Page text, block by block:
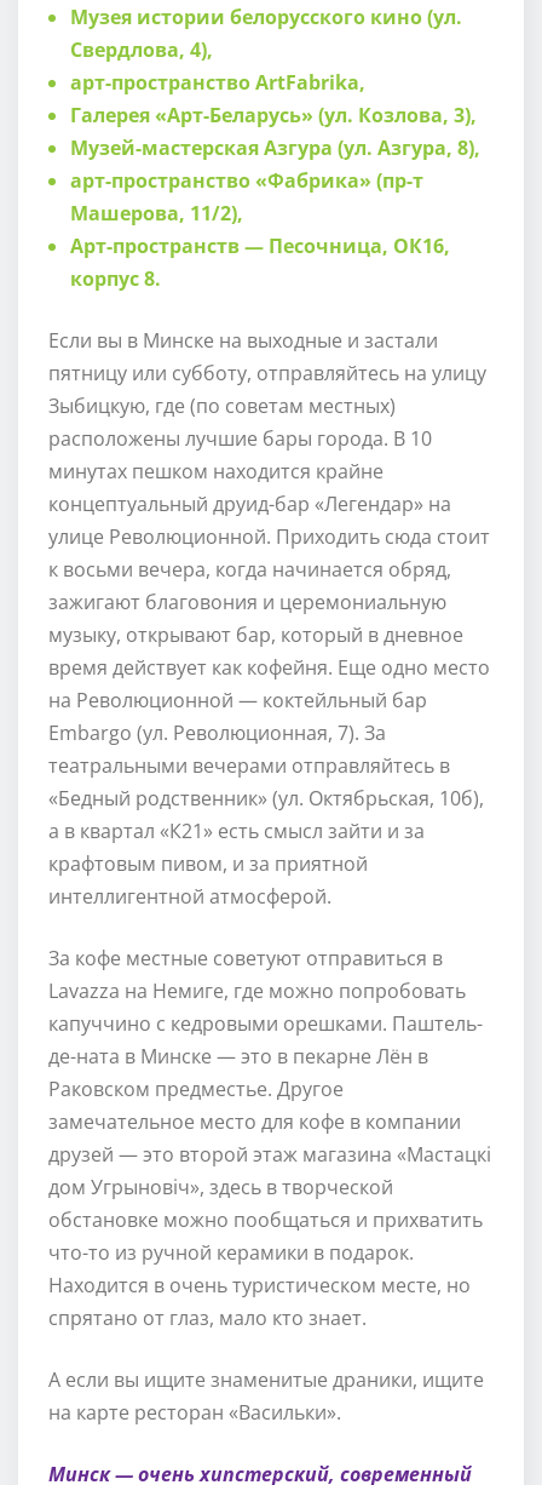
Музея истории белорусского кино (ул.
Свердлова, 4),
арт-пространство ArtFabrika,
Галерея «Арт-Беларусь» (ул. Козлова, 3),
Музей-мастерская Азгура (ул. Азгура, 8),
арт-пространство «Фабрика» (пр-т
Машерова, 11/2),
Арт-пространств — Песочница, ОК16,
корпус 8.
Если вы в Минске на выходные и застали
пятницу или субботу, отправляйтесь на улицу
Зыбицкую, где (по советам местных)
расположены лучшие бары города. В 10
минутах пешком находится крайне
концептуальный друид-бар «Легендар» на
улице Революционной. Приходить сюда стоит
к восьми вечера, когда начинается обряд,
зажигают благовония и церемониальную
музыку, открывают бар, который в дневное
время действует как кофейня. Еще одно место
на Революционной — коктейльный бар
Embargo (ул. Революционная, 7). За
театральными вечерами отправляйтесь в
«Бедный родственник» (ул. Октябрьская, 10б),
а в квартал «К21» есть смысл зайти и за
крафтовым пивом, и за приятной
интеллигентной атмосферой.
За кофе местные советуют отправиться в
Lavazza на Немиге, где можно попробовать
капуччино с кедровыми орешками. Паштель-
де-ната в Минске — это в пекарне Лён в
Раковском предместье. Другое
замечательное место для кофе в компании
друзей — это второй этаж магазина «Мастацкі
дом Угрыновіч», здесь в творческой
обстановке можно пообщаться и прихватить
что-то из ручной керамики в подарок.
Находится в очень туристическом месте, но
спрятано от глаз, мало кто знает.
А если вы ищите знаменитые драники, ищите
на карте ресторан «Васильки».
Минск — очень хипстерский, современный